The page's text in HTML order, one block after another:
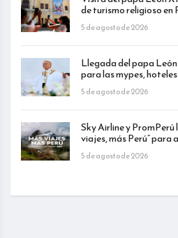
de turismo religioso en
5 de agosto de 2026
Llegada del papa
para las mypes,
5 de agosto de 2026
Sky Airline y
viajes, más Perú”
5 de agosto de 2026